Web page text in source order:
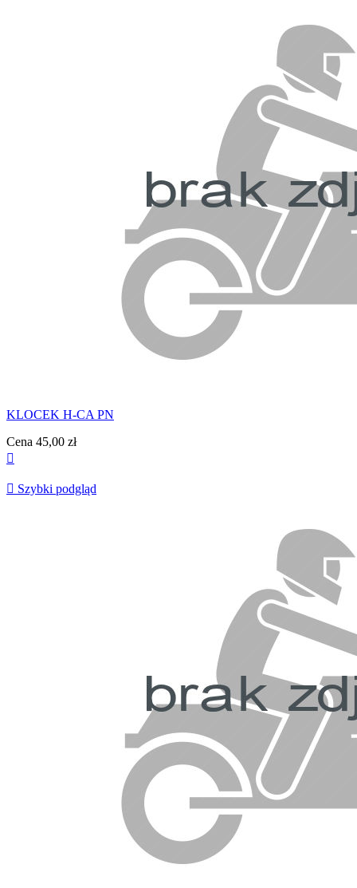
KLOCEK H-CA PN
Cena 45,00 zł

 Szybki podgląd